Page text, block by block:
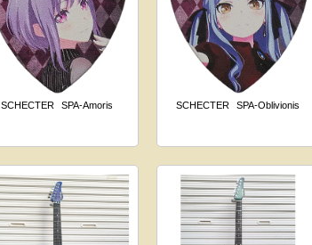
SCHECTER SPA-Amoris SCHECTER SPA-Oblivionis